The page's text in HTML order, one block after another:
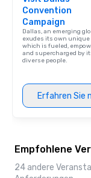
Convention
Campaign
Dallas, an emerging
exudes its own unique
which is fueled,
and supercharged by
diverse people.
Erfahren Sie
Empfohlene
24 andere